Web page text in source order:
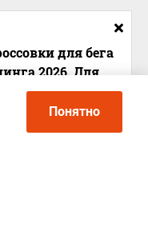
для бега
2026. Для
- с мембраной и
Понятно